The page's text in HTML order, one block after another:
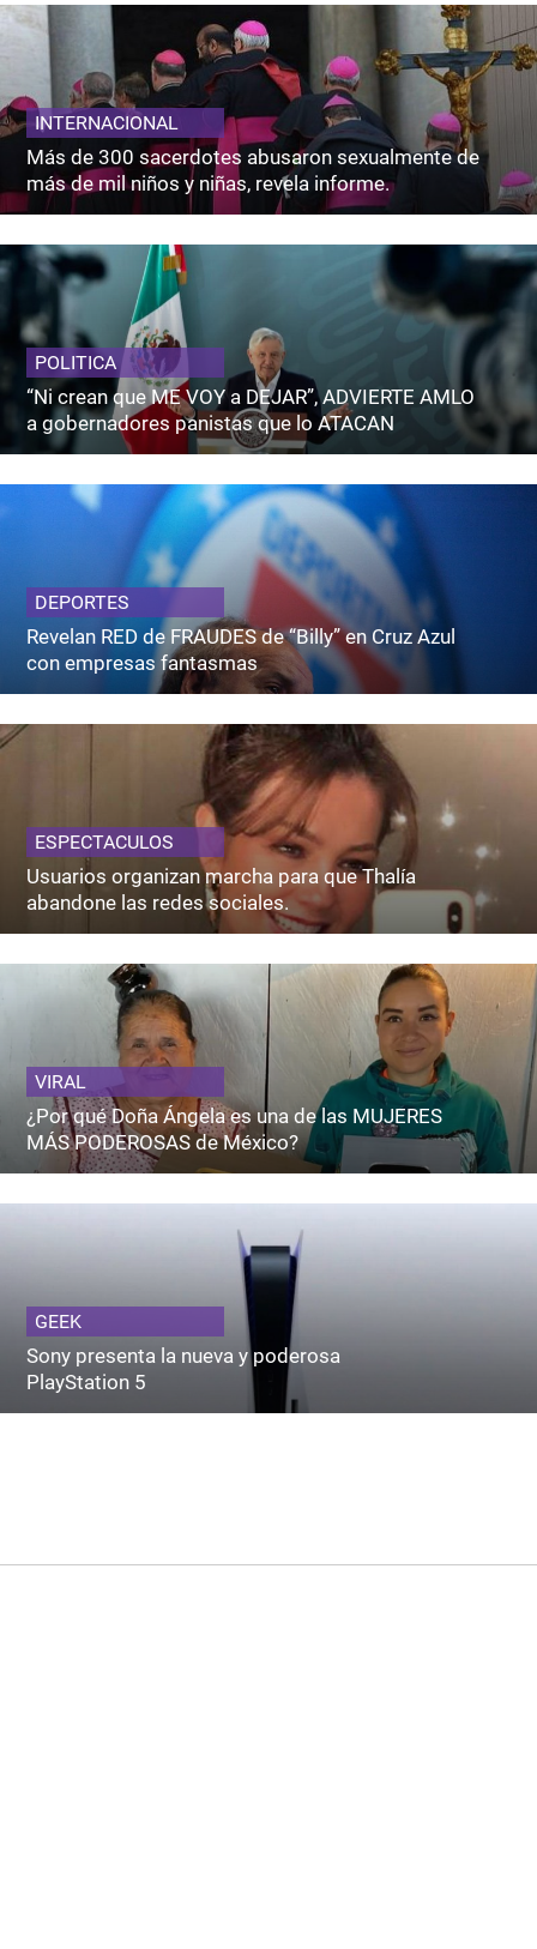
INTERNACIONAL
Más de 300 sacerdotes abusaron sexualmente de
más de mil niños y niñas, revela informe.
POLITICA
“Ni crean que ME VOY a DEJAR”, ADVIERTE AMLO
a gobernadores panistas que lo ATACAN
DEPORTES
Revelan RED de FRAUDES de “Billy” en Cruz Azul
con empresas fantasmas
ESPECTACULOS
Usuarios organizan marcha para que Thalía
abandone las redes sociales.
VIRAL
¿Por qué Doña Ángela es una de las MUJERES
MÁS PODEROSAS de México?
GEEK
Sony presenta la nueva y poderosa
PlayStation 5